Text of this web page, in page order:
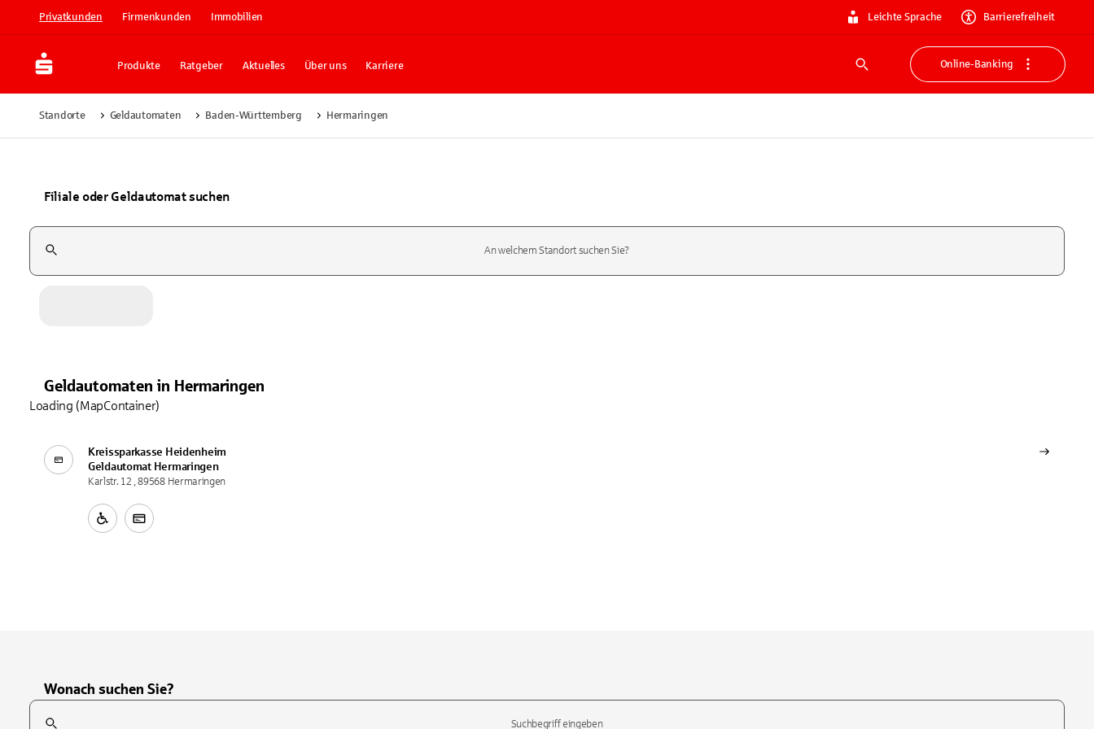
Privatkunden Firmenkunden Immobilien Leichte Sprache Barrierefreiheit
Produkte Ratgeber Aktuelles Über uns Karriere
Suche
Online-Banking
Standorte Geldautomaten Baden-Württemberg Hermaringen
Filiale oder Geldautomat suchen
Suchfeld
Geldautomaten in Hermaringen
Kreissparkasse Heidenheim
Geldautomat Hermaringen
Karlstr. 12 , 89568 Hermaringen
Loading (MapContainer)
Wonach suchen Sie?
Suchfeld